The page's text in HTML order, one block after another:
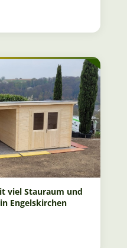
viel Stauraum und
Engelskirchen